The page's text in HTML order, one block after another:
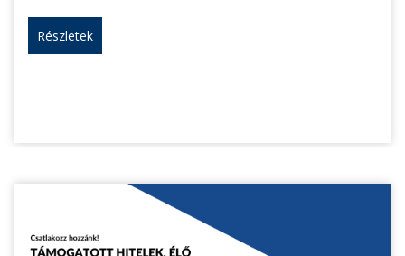
Részletek